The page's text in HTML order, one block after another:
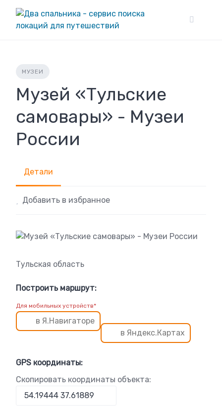
content
МУЗЕИ
Музей «Тульские
самовары» - Музеи
России
Детали
Добавить в избранное
Тульская область
Построить маршрут:
Для мобильных устройств*
в Я.Навигаторе
в Яндекс.Картах
GPS координаты:
Скопировать координаты объекта: